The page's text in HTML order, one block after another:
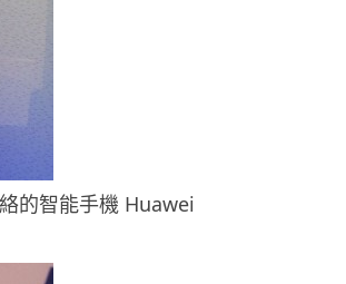
的智能手機 Huawei